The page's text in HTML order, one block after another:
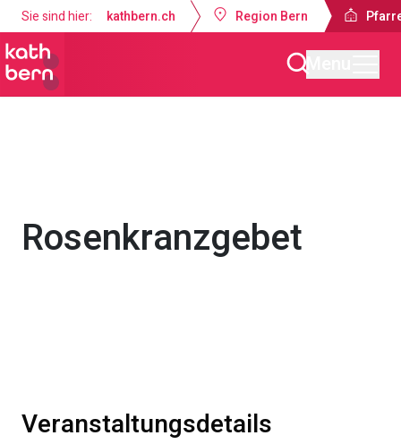
Sie sind hier: kathbern.ch Region Bern
Rosenkranzgebet
Veranstaltungsdetails